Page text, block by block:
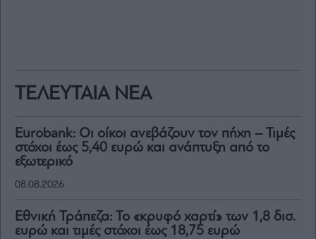
ΤΕΛΕΥΤΑΙΑ ΝΕΑ
Eurobank: Οι οίκοι ανεβάζουν τον πήχη – Τιμές
στόχοι έως 5,40 ευρώ και ανάπτυξη από το
εξωτερικό
08.08.2026
Εθνική Τράπεζα: Το «κρυφό χαρτί» των 1,8 δισ.
ευρώ και τιμές στόχοι έως 18,75 ευρώ